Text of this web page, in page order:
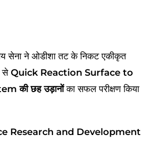
सेना ने ओडीशा तट के निकट एकीकृत
सेQuick Reaction Surface to
की छह उड़ानोंका सफल परीक्षण किया
Research and Development